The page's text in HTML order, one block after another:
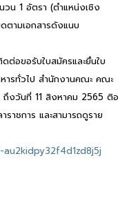
น 1 อัตรา (ตำแหน่งเชิง
ามเอกสารดังแนบ
ต่อขอรับใบสมัครและยื่นใบ
ารทั่วไป สำนักงานคณะ คณะ
งวันที่ 11 สิงหาคม 2565 ติอ
าชการ และสามารถดูราย